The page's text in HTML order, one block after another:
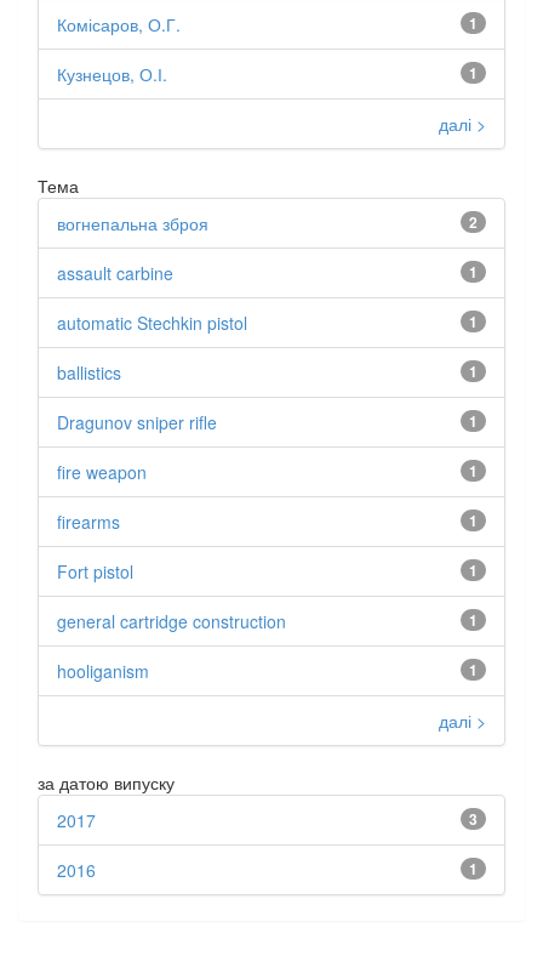
1
Комісаров, О.Г.
1
Кузнецов, О.І.
далі >
Тема
2
вогнепальна зброя
1
assault carbine
1
automatic Stechkin pistol
1
ballistics
1
Dragunov sniper rifle
1
fire weapon
1
firearms
1
Fort pistol
1
general cartridge construction
1
hooliganism
далі >
за датою випуску
3
2017
1
2016